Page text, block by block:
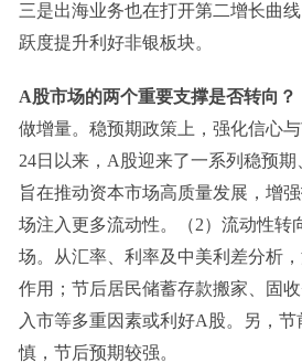
三是出海业务也在打开第二增长曲
跃度提升利好非银板块。
A股市场的两个重要支撑是否转向？
做增量。稳预期政策上，强化信心与
24日以来，A股迎来了一系列稳预期
旨在推动资本市场高质量发展，增
场注入更多流动性。（2）流动性转
场。从汇率、利率及中美利差分析
作用；节后居民储蓄存款搬家、固
入市等多重因素或利好A股。另，
慎，节后预期较强。